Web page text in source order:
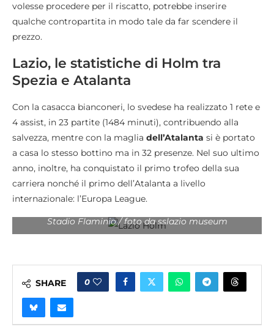
volesse procedere per il riscatto, potrebbe inserire
qualche contropartita in modo tale da far scendere il
prezzo.
Lazio, le statistiche di Holm tra
Spezia e Atalanta
Con la casacca bianconeri, lo svedese ha realizzato 1 rete e
4 assist, in 23 partite (1484 minuti), contribuendo alla
salvezza, mentre con la maglia dell’Atalanta si è portato
a casa lo stesso bottino ma in 32 presenze. Nel suo ultimo
anno, inoltre, ha conquistato il primo trofeo della sua
carriera nonché il primo dell’Atalanta a livello
internazionale: l’Europa League.
Stadio Flaminio / foto da sslazio museum
SHARE 0